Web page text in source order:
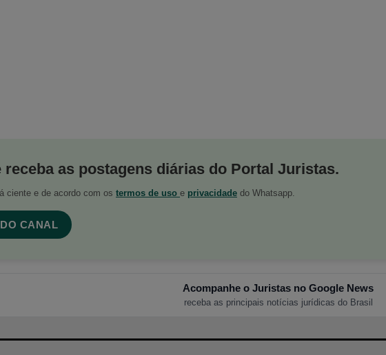
receba as postagens diárias do Portal Juristas.
ciente e de acordo com os termos de uso e privacidade do Whatsapp.
CANAL
Acompanhe o Juristas no Google News
receba as principais notícias jurídicas do Brasil